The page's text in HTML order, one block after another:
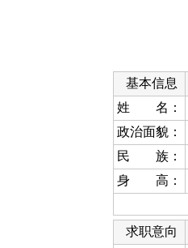
基本信息
姓 名：
政治面貌：
民 族：
身 高：
求职意向